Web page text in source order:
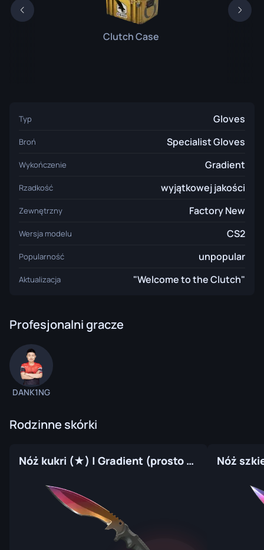
Clutch Case
Typ Gloves
Broń Specialist Gloves
Wykończenie Gradient
Rzadkość wyjątkowej jakości
Zewnętrzny Factory New
Wersja modelu CS2
Popularność unpopular
Aktualizacja "Welcome to the Clutch"
Profesjonalni gracze
DANK1NG
Rodzinne skórki
Nóż kukri (★) | Gradient (prosto z fabryki)